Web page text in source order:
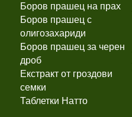
Боров прашец на прах
Боров прашец с
олигозахариди
Боров прашец за черен
дроб
Екстракт от гроздови
семки
Таблетки Натто